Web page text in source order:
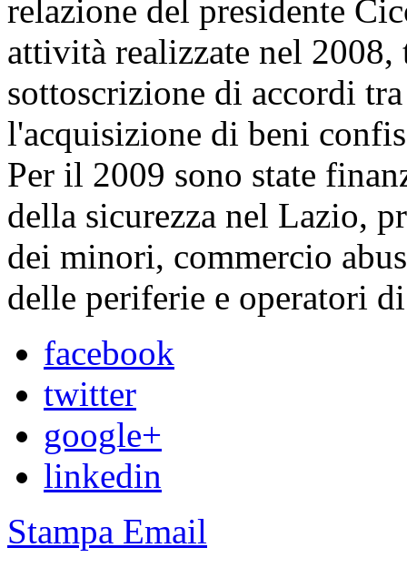
relazione del presidente
attività realizzate nel
sottoscrizione di accordi
l'acquisizione di beni
Per il 2009 sono state
della sicurezza nel Lazio,
dei minori, commercio
delle periferie e operatori
facebook
twitter
google+
linkedin
Stampa Email